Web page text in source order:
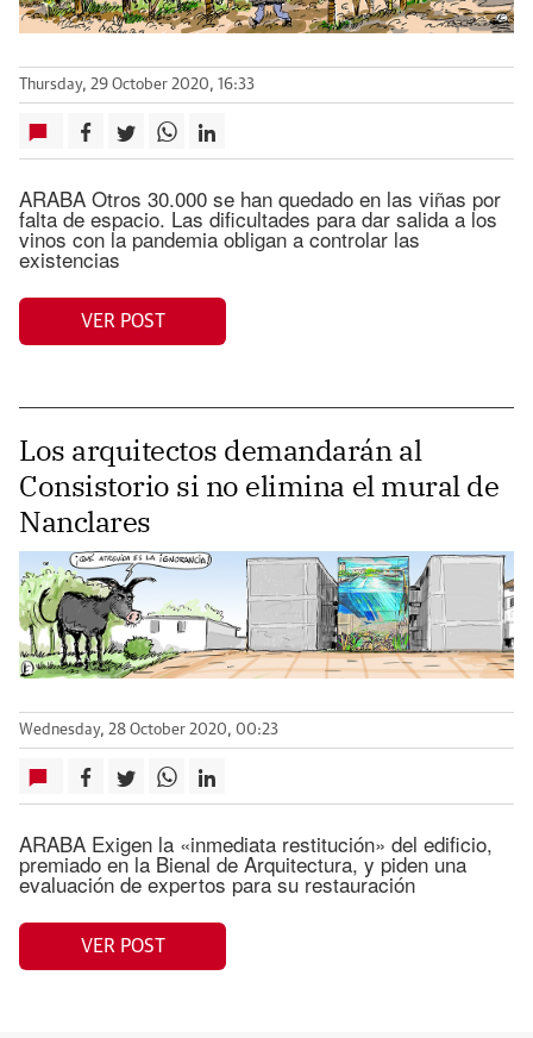
Thursday, 29 October 2020, 16:33
ARABA Otros 30.000 se han quedado en las viñas por
falta de espacio. Las dificultades para dar salida a los
vinos con la pandemia obligan a controlar las
existencias
VER POST
Los arquitectos demandarán al
Consistorio si no elimina el mural de
Nanclares
Wednesday, 28 October 2020, 00:23
ARABA Exigen la «inmediata restitución» del edificio,
premiado en la Bienal de Arquitectura, y piden una
evaluación de expertos para su restauración
VER POST